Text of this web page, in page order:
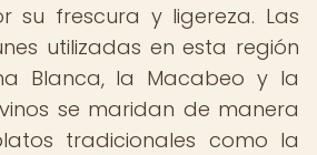
su frescura y ligereza. Las
utilizadas en esta región
Blanca, la Macabeo y la
se maridan de manera
tradicionales como la